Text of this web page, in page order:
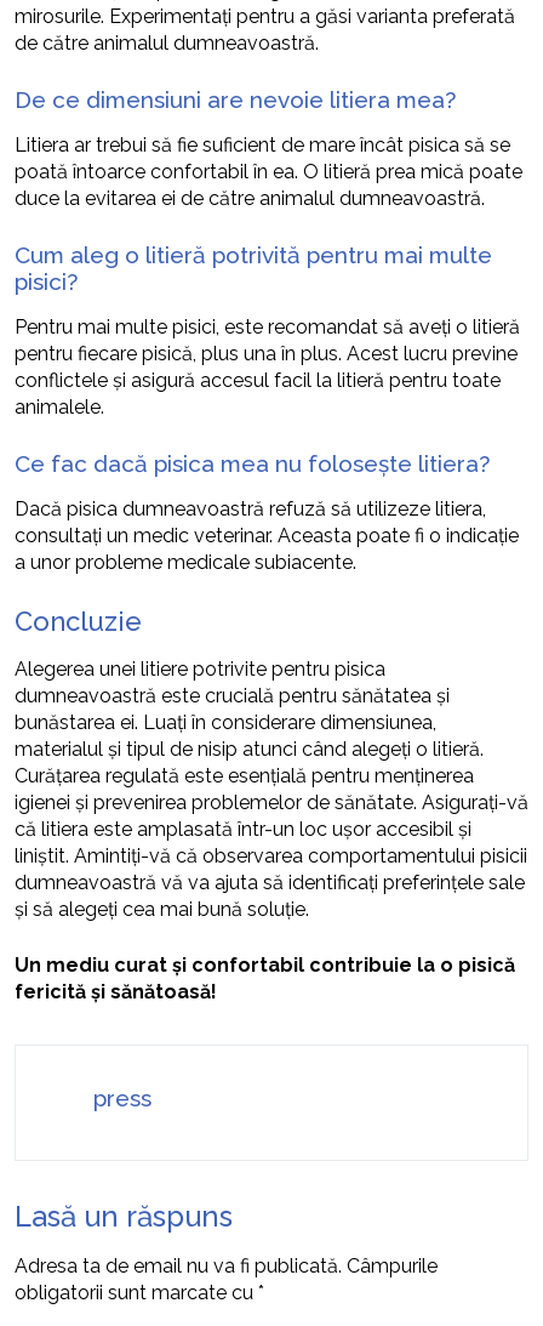
mirosurile. Experimentați pentru a găsi varianta preferată
de către animalul dumneavoastră.
De ce dimensiuni are nevoie litiera mea?
Litiera ar trebui să fie suficient de mare încât pisica să se
poată întoarce confortabil în ea. O litieră prea mică poate
duce la evitarea ei de către animalul dumneavoastră.
Cum aleg o litieră potrivită pentru mai multe
pisici?
Pentru mai multe pisici, este recomandat să aveți o litieră
pentru fiecare pisică, plus una în plus. Acest lucru previne
conflictele și asigură accesul facil la litieră pentru toate
animalele.
Ce fac dacă pisica mea nu folosește litiera?
Dacă pisica dumneavoastră refuză să utilizeze litiera,
consultați un medic veterinar. Aceasta poate fi o indicație
a unor probleme medicale subiacente.
Concluzie
Alegerea unei litiere potrivite pentru pisica
dumneavoastră este crucială pentru sănătatea și
bunăstarea ei. Luați în considerare dimensiunea,
materialul și tipul de nisip atunci când alegeți o litieră.
Curățarea regulată este esențială pentru menținerea
igienei și prevenirea problemelor de sănătate. Asigurați-vă
că litiera este amplasată într-un loc ușor accesibil și
liniștit. Amintiți-vă că observarea comportamentului pisicii
dumneavoastră vă va ajuta să identificați preferințele sale
și să alegeți cea mai bună soluție.
Un mediu curat și confortabil contribuie la o pisică
fericită și sănătoasă!
press
Lasă un răspuns
Adresa ta de email nu va fi publicată. Câmpurile
obligatorii sunt marcate cu *